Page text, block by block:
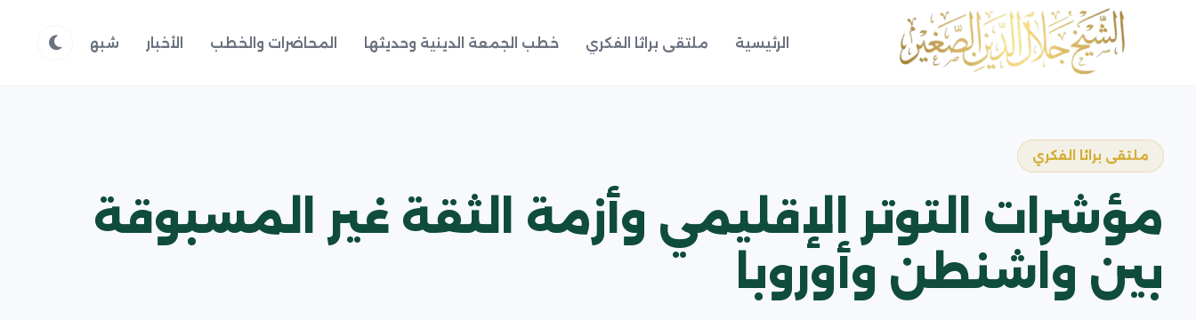
الرئيسية ملتقى براثا الفكري خطب الجمعة الدينية وحديثها المحاضرات والخطب الأخبار شبهات وردود
ملتقى براثا الفكري
مؤشرات التوتر الإقليمي وأزمة الثقة غير المسبوقة
بين واشنطن وأوروبا